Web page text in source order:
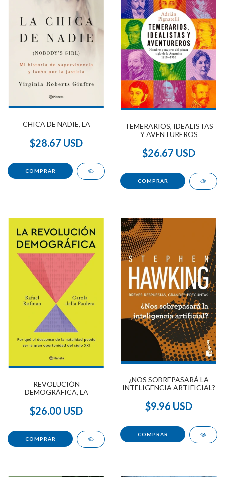
CHICA DE NADIE, LA
$28.67 USD
TEMERARIOS, IDEALISTAS
Y AVENTUREROS
$26.67 USD
REVOLUCIÓN
DEMOGRÁFICA, LA
$26.00 USD
¿NOS SOBREPASARÁ LA
INTELIGENCIA ARTIFICIAL?
$9.96 USD